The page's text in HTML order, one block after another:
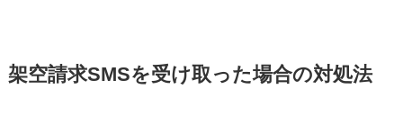
架空請求SMSを受け取った場合の対処法